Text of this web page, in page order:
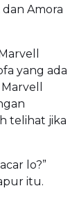
Amora
yang ada
telihat jika
lo?”
itu.